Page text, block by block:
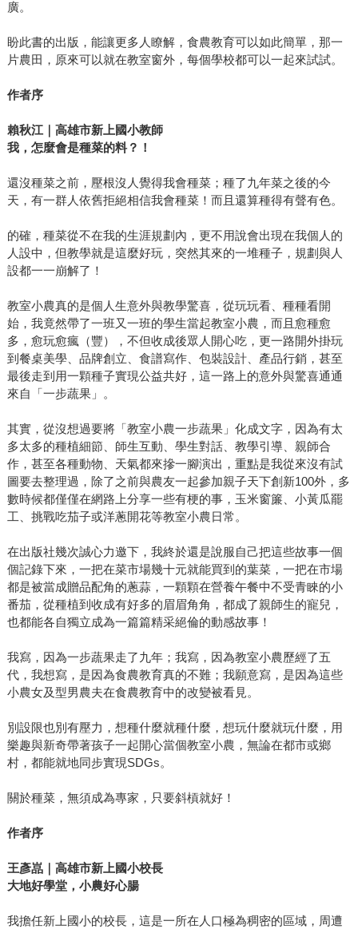
廣。
盼此書的出版，能讓更多人瞭解，食農教育可以如此簡單，那一
片農田，原來可以就在教室窗外，每個學校都可以一起來試試。
作者序
賴秋江｜高雄市新上國小教師
我，怎麼會是種菜的料？！
還沒種菜之前，壓根沒人覺得我會種菜；種了九年菜之後的今
天，有一群人依舊拒絕相信我會種菜！而且還算種得有聲有色。
的確，種菜從不在我的生涯規劃內，更不用說會出現在我個人的
人設中，但教學就是這麼好玩，突然其來的一堆種子，規劃與人
設都一一崩解了！
教室小農真的是個人生意外與教學驚喜，從玩玩看、種種看開
始，我竟然帶了一班又一班的學生當起教室小農，而且愈種愈
多，愈玩愈瘋（豐），不但收成後眾人開心吃，更一路開外掛玩
到餐桌美學、品牌創立、食譜寫作、包裝設計、產品行銷，甚至
最後走到用一顆種子實現公益共好，這一路上的意外與驚喜通通
來自「一步蔬果」。
其實，從沒想過要將「教室小農一步蔬果」化成文字，因為有太
多太多的種植細節、師生互動、學生對話、教學引導、親師合
作，甚至各種動物、天氣都來摻一腳演出，重點是我從來沒有試
圖要去整理過，除了之前與農友一起參加親子天下創新100外，多
數時候都僅僅在網路上分享一些有梗的事，玉米窗簾、小黃瓜罷
工、挑戰吃茄子或洋蔥開花等教室小農日常。
在出版社幾次誠心力邀下，我終於還是說服自己把這些故事一個
個記錄下來，一把在菜市場幾十元就能買到的葉菜，一把在市場
都是被當成贈品配角的蔥蒜，一顆顆在營養午餐中不受青睞的小
番茄，從種植到收成有好多的眉眉角角，都成了親師生的寵兒，
也都能各自獨立成為一篇篇精采絕倫的動感故事！
我寫，因為一步蔬果走了九年；我寫，因為教室小農歷經了五
代，我想寫，是因為食農教育真的不難；我願意寫，是因為這些
小農女及型男農夫在食農教育中的改變被看見。
別設限也別有壓力，想種什麼就種什麼，想玩什麼就玩什麼，用
樂趣與新奇帶著孩子一起開心當個教室小農，無論在都市或鄉
村，都能就地同步實現SDGs。
關於種菜，無須成為專家，只要斜槓就好！
作者序
王彥嵓｜高雄市新上國小校長
大地好學堂，小農好心腸
我擔任新上國小的校長，這是一所在人口極為稠密的區域，周遭